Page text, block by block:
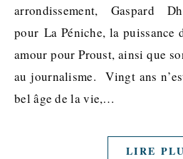
arrondissement, Gaspard
pour La Péniche, la puissance
amour pour Proust, ainsi que
au journalisme. Vingt ans
bel âge de la vie,…
LIRE